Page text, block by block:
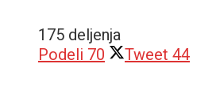
175 deljenja
Podeli 70 Tweet 44